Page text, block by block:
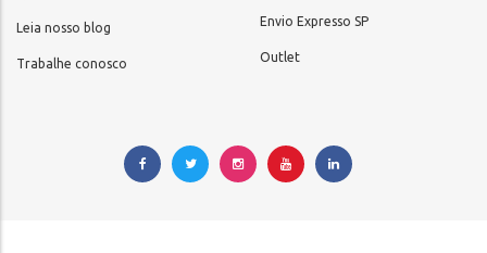
Leia nosso blog
Trabalhe conosco
Envio Expresso SP
Outlet